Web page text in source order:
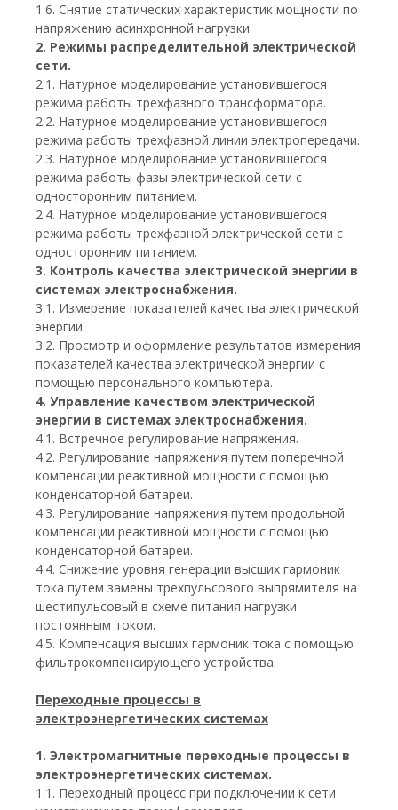
1.6. Снятие статических характеристик мощности по
напряжению асинхронной нагрузки.
2. Режимы распределительной электрической
сети.
2.1. Натурное моделирование установившегося
режима работы трехфазного трансформатора.
2.2. Натурное моделирование установившегося
режима работы трехфазной линии электропередачи.
2.3. Натурное моделирование установившегося
режима работы фазы электрической сети с
односторонним питанием.
2.4. Натурное моделирование установившегося
режима работы трехфазной электрической сети с
односторонним питанием.
3. Контроль качества электрической энергии в
системах электроснабжения.
3.1. Измерение показателей качества электрической
энергии.
3.2. Просмотр и оформление результатов измерения
показателей качества электрической энергии с
помощью персонального компьютера.
4. Управление качеством электрической
энергии в системах электроснабжения.
4.1. Встречное регулирование напряжения.
4.2. Регулирование напряжения путем поперечной
компенсации реактивной мощности с помощью
конденсаторной батареи.
4.3. Регулирование напряжения путем продольной
компенсации реактивной мощности с помощью
конденсаторной батареи.
4.4. Снижение уровня генерации высших гармоник
тока путем замены трехпульсового выпрямителя на
шестипульсовый в схеме питания нагрузки
постоянным током.
4.5. Компенсация высших гармоник тока с помощью
фильтрокомпенсирующего устройства.
Переходные процессы в
электроэнергетических системах
1. Электромагнитные переходные процессы в
электроэнергетических системах.
1.1. Переходный процесс при подключении к сети